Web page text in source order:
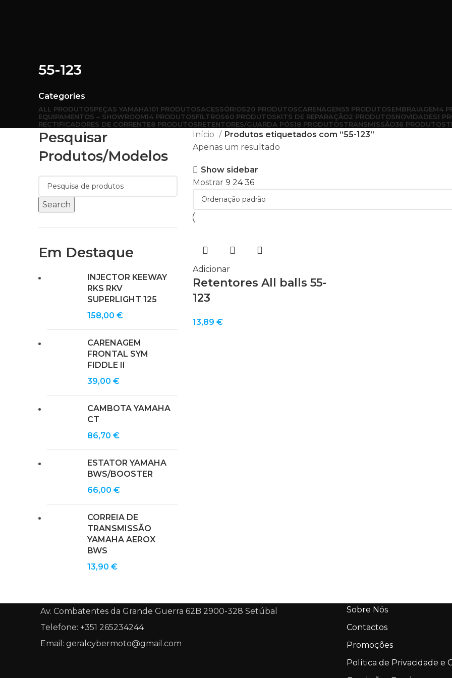
55-123
Categories
ALL PRODUTOSPEÇAS YAMAHA101 PRODUTOSACESSÓRIOS20 PRODUTOSCARENAGENS5 PRODUTOSEMBRAIAGEM4
EQUIPAMENTOS – SHOWROOM14 PRODUTOSFILTROS60 PRODUTOSKITS DE REPARAÇÃO2 PRODUTOSNOVIDADES1
RECTIFICADORES DE CORRENTE8 PRODUTOSRETENTORES/GUARDA PÓS18 PRODUTOSTRANSMISSÃO36 PRODUTOS
Pesquisar
Produtos/modelos
Search
Em Destaque
INJECTOR KEEWAY
RKS RKV
SUPERLIGHT 125
158,00 €
CARENAGEM
FRONTAL SYM
FIDDLE II
39,00 €
CAMBOTA YAMAHA
CT
86,70 €
ESTATOR YAMAHA
BWS/BOOSTER
66,00 €
CORREIA DE
TRANSMISSÃO
YAMAHA AEROX
BWS
13,90 €
Início
Produtos etiquetados com “55-123”
Apenas um resultado
Show sidebar
Mostrar 9 2436
Adicionar
Retentores All balls 55-
123
13,89 €
Av. Combatentes da Grande Guerra 62B 2900-328 Setúbal
Telefone: +351 265234244
Email: geralcybermoto@gmail.com
Sobre Nós
Contactos
Promoções
Política de Privacidade e